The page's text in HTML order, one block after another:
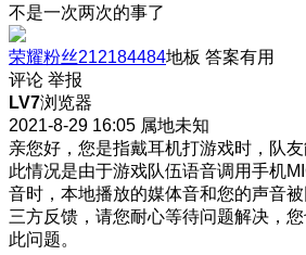
不是一次两次的事了
荣耀粉丝212184484地板 答案有用
评论 举报
LV7浏览器
2021-8-29 16:05 属地未知
亲您好，您是指戴耳机打游戏时，队
此情况是由于游戏队伍语音调用手机
音时，本地播放的媒体音和您的声音
三方反馈，请您耐心等待问题解决，
此问题。